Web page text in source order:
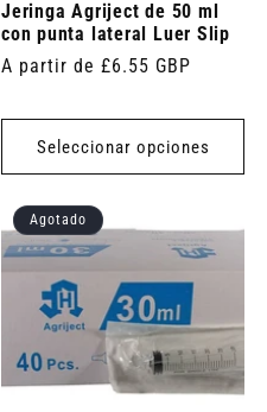
Jeringa Agriject de 50 ml
con punta lateral Luer Slip
Precio
A partir de £6.55 GBP
Seleccionar opciones
Agotado